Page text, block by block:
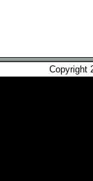
Copyright